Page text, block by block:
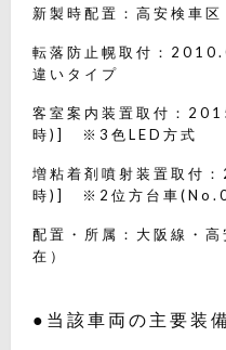
新製時配置：高安検車区
転落防止幌取付：
違いタイプ
客室案内装置取付：
時)] ※3色LED方式
増粘着剤噴射装置取付
時)] ※2位方台車
配置・所属：大阪線・
在）
●当該車両の主要装